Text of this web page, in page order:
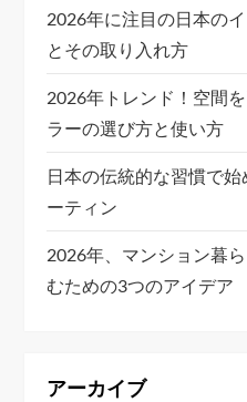
2026年に注目の日本の
とその取り入れ方
2026年トレンド！空間
ラーの選び方と使い方
日本の伝統的な習慣で
ーティン
2026年、マンション暮
むための3つのアイデア
アーカイブ